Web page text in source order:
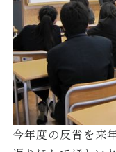
今年度の反省を来